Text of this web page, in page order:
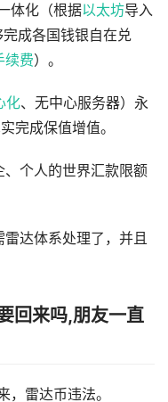
体化（根据以太坊导入
成各国钱银自在兑
续费）。
化、无中心服务器）永
完成保值增值。
个人的世界汇款限额
达体系处理了，并且
回来吗,朋友一直
雷达币违法。